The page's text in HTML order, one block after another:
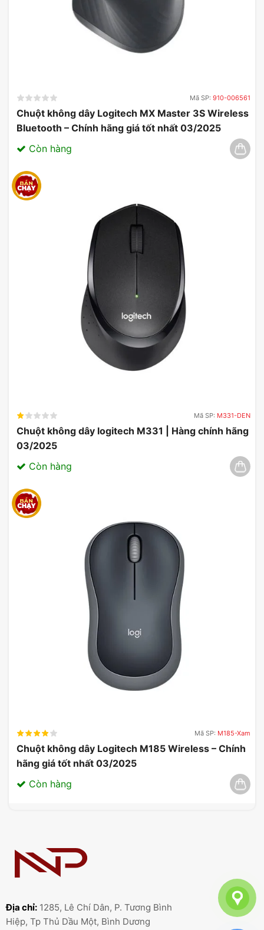
Mã SP: 910-006561
Chuột không dây Logitech MX Master 3S Wireless
Bluetooth – Chính hãng giá tốt nhất 03/2025
Còn hàng
Mã SP: M331-DEN
Chuột không dây logitech M331 | Hàng chính hãng
03/2025
Còn hàng
Mã SP: M185-Xam
Chuột không dây Logitech M185 Wireless – Chính
hãng giá tốt nhất 03/2025
Còn hàng
Địa chỉ: 1285, Lê Chí Dân, P. Tương Bình
Hiệp, Tp Thủ Dầu Một, Bình Dương